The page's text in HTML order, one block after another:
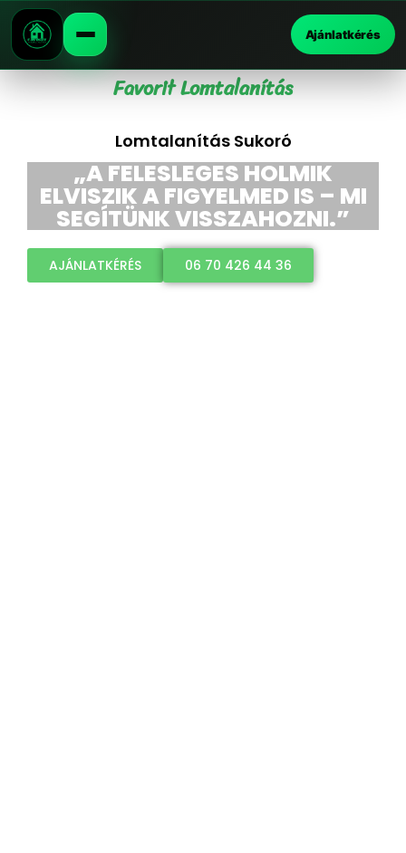
Ajánlatkérés
Favorit Lomtalanítás
Lomtalanítás Sukoró
„A FELESLEGES HOLMIK
ELVISZIK A FIGYELMED IS – MI
SEGÍTÜNK VISSZAHOZNI.”
AJÁNLATKÉRÉS 06 70 426 44 36